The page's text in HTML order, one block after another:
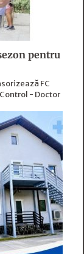
pentru
FC
- Doctor